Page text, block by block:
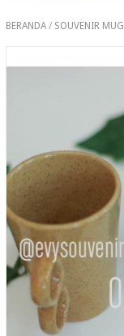
BERANDA/ SOUVENIR MUG